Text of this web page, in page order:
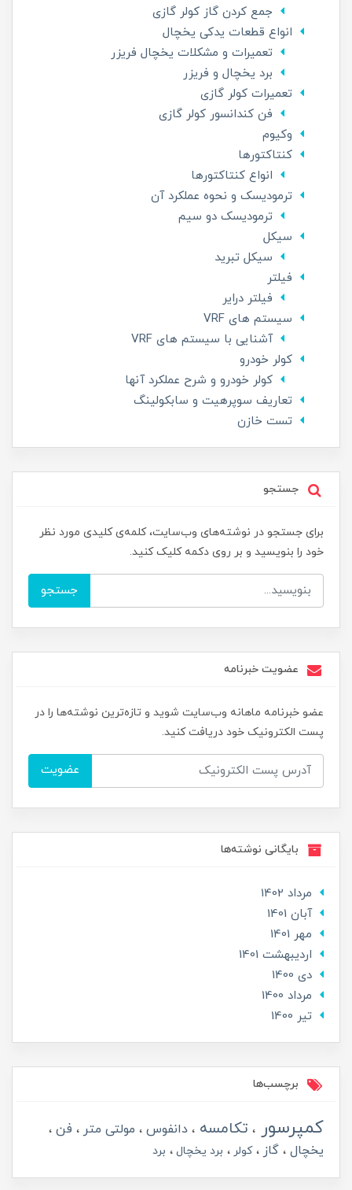
جمع کردن گاز کولر گازی
انواع قطعات یدکی یخچال
تعمیرات و مشکلات یخچال فریزر
برد یخچال و فریزر
تعمیرات کولر گازی
فن کندانسور کولر گازی
وکیوم
کنتاکتورها
انواع کنتاکتورها
ترمودیسک و نحوه عملکرد آن
ترمودیسک دو سیم
سیکل
سیکل تبرید
فیلتر
فیلتر درایر
سیستم های VRF
آشنایی با سیستم های VRF
کولر خودرو
کولر خودرو و شرح عملکرد آنها
تعاریف سوپرهیت و سابکولینگ
تست خازن
جستجو
برای جستجو در نوشته‌های وب‌سایت، کلمه‌ی کلیدی مورد نظر
خود را بنویسید و بر روی دکمه کلیک کنید.
جستجو
عضویت خبرنامه
عضو خبرنامه ماهانه وب‌سایت شوید و تازه‌ترین نوشته‌ها را در
پست الکترونیک خود دریافت کنید.
عضویت
بایگانی نوشته‌ها
مرداد 1402
آبان 1401
مهر 1401
ارديبهشت 1401
دی 1400
مرداد 1400
تير 1400
برچسب‌ها
کمپرسور تکامسه دانفوس مولتی متر
فن
یخچال
گاز کولر برد یخچال برد